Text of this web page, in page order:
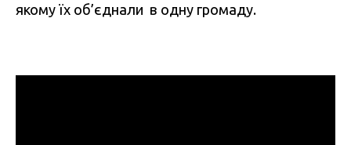
якому їх об’єднали в одну громаду.